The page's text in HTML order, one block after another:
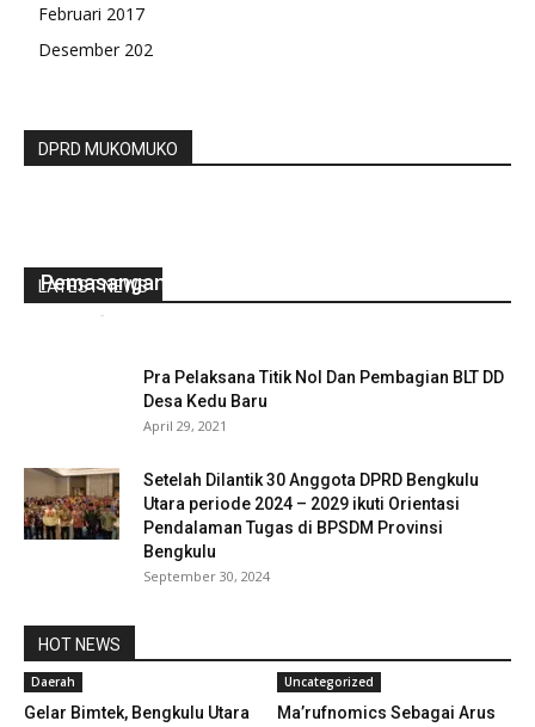
Februari 2017
Desember 202
DPRD MUKOMUKO
LATEST NEWS
Pemasangan Stiker Penerima Bansos
-
Pra Pelaksana Titik Nol Dan Pembagian BLT DD
Desa Kedu Baru
April 29, 2021
Setelah Dilantik 30 Anggota DPRD Bengkulu
Utara periode 2024 – 2029 ikuti Orientasi
Pendalaman Tugas di BPSDM Provinsi
Bengkulu
September 30, 2024
HOT NEWS
Daerah
Gelar Bimtek, Bengkulu Utara
Uncategorized
Ma’rufnomics Sebagai Arus